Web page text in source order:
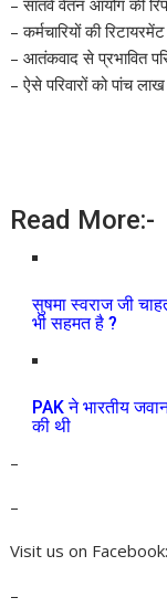
– सातवें वेतन आयोग की
– कर्मचारियों की
– आतंकवाद से प्रभावित
– ऐसे परिवारों को पांच
Read More:-
सुषमा स्वराज जी
भी सहमत है ?
PAK ने भारतीय
की थी
–
–
Visit us on Facebook:
–